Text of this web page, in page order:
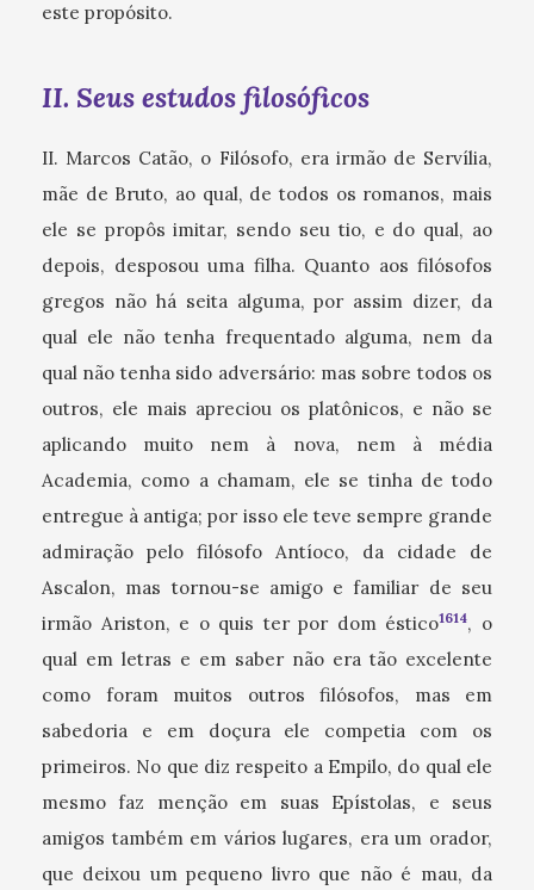
este propósito.
II. Seus estudos filosóficos
II. Marcos Catão, o Filósofo, era irmão de Servília,
mãe de Bruto, ao qual, de todos os romanos, mais
ele se propôs imitar, sendo seu tio, e do qual, ao
depois, desposou uma filha. Quanto aos filósofos
gregos não há seita alguma, por assim dizer, da
qual ele não tenha frequentado alguma, nem da
qual não tenha sido adversário: mas sobre todos os
outros, ele mais apreciou os platônicos, e não se
aplicando muito nem à nova, nem à média
Academia, como a chamam, ele se tinha de todo
entregue à antiga; por isso ele teve sempre grande
admiração pelo filósofo Antíoco, da cidade de
Ascalon, mas tornou-se amigo e familiar de seu
irmão Ariston, e o quis ter por dom éstico1614, o
qual em letras e em saber não era tão excelente
como foram muitos outros filósofos, mas em
sabedoria e em doçura ele competia com os
primeiros. No que diz respeito a Empilo, do qual ele
mesmo faz menção em suas Epístolas, e seus
amigos também em vários lugares, era um orador,
que deixou um pequeno livro que não é mau, da